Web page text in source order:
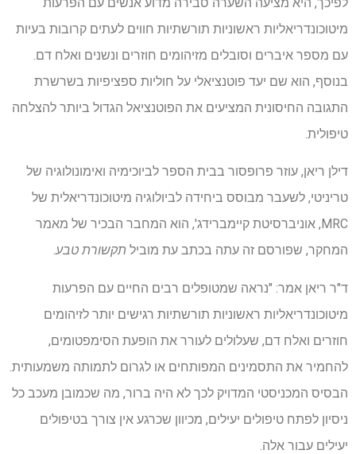
מיטוכונדריאליות ראשוניות תורשתיות חווים לעתים קרובות בעיות
עם מספר איברים וסובלים מזיהומים חוזרים ונשנים ואלח דם.
בנוסף, הוא שם יעד פוטנציאלי על חוליות ספציפיות בשרשרת
התגובה החיסונית המציעים את הפוטנציאל הגדול ביותר להצלחה
טיפולית.
דילן ריאן, עוזר פרופסור בבית הספר לביוכימיה ואימונולוגיה של
טריניטי, לשעבר מבוסס ביחידה לביולוגיה מיטוכונדריאלית של
MRC, אוניברסיטת קיימברידג', הוא המחבר הבכיר של מאמר
המחקר, שפורסם זה עתה בכתב עת מוביל תקשורת טבע.
ד"ר ריאן אמר: "נראה שמטופלים רבים החיים עם הפרעות
מיטוכונדריאליות ראשוניות תורשתיות רגישים יותר לזיהומים
חוזרים ואלח דם, שעלולים לעורר את הופעת הסימפטומים,
להחמיר את התסמינים המפותחים או לגרום לתמותה משמעותית.
הבסיס המכניסטי המדויק לכך לא היה ברור, מה שכמובן מעכב כל
ניסיון לפתח טיפולים יעילים, מכיוון שכרגע אין צורך בטיפולים
יעילים עבור אלה.